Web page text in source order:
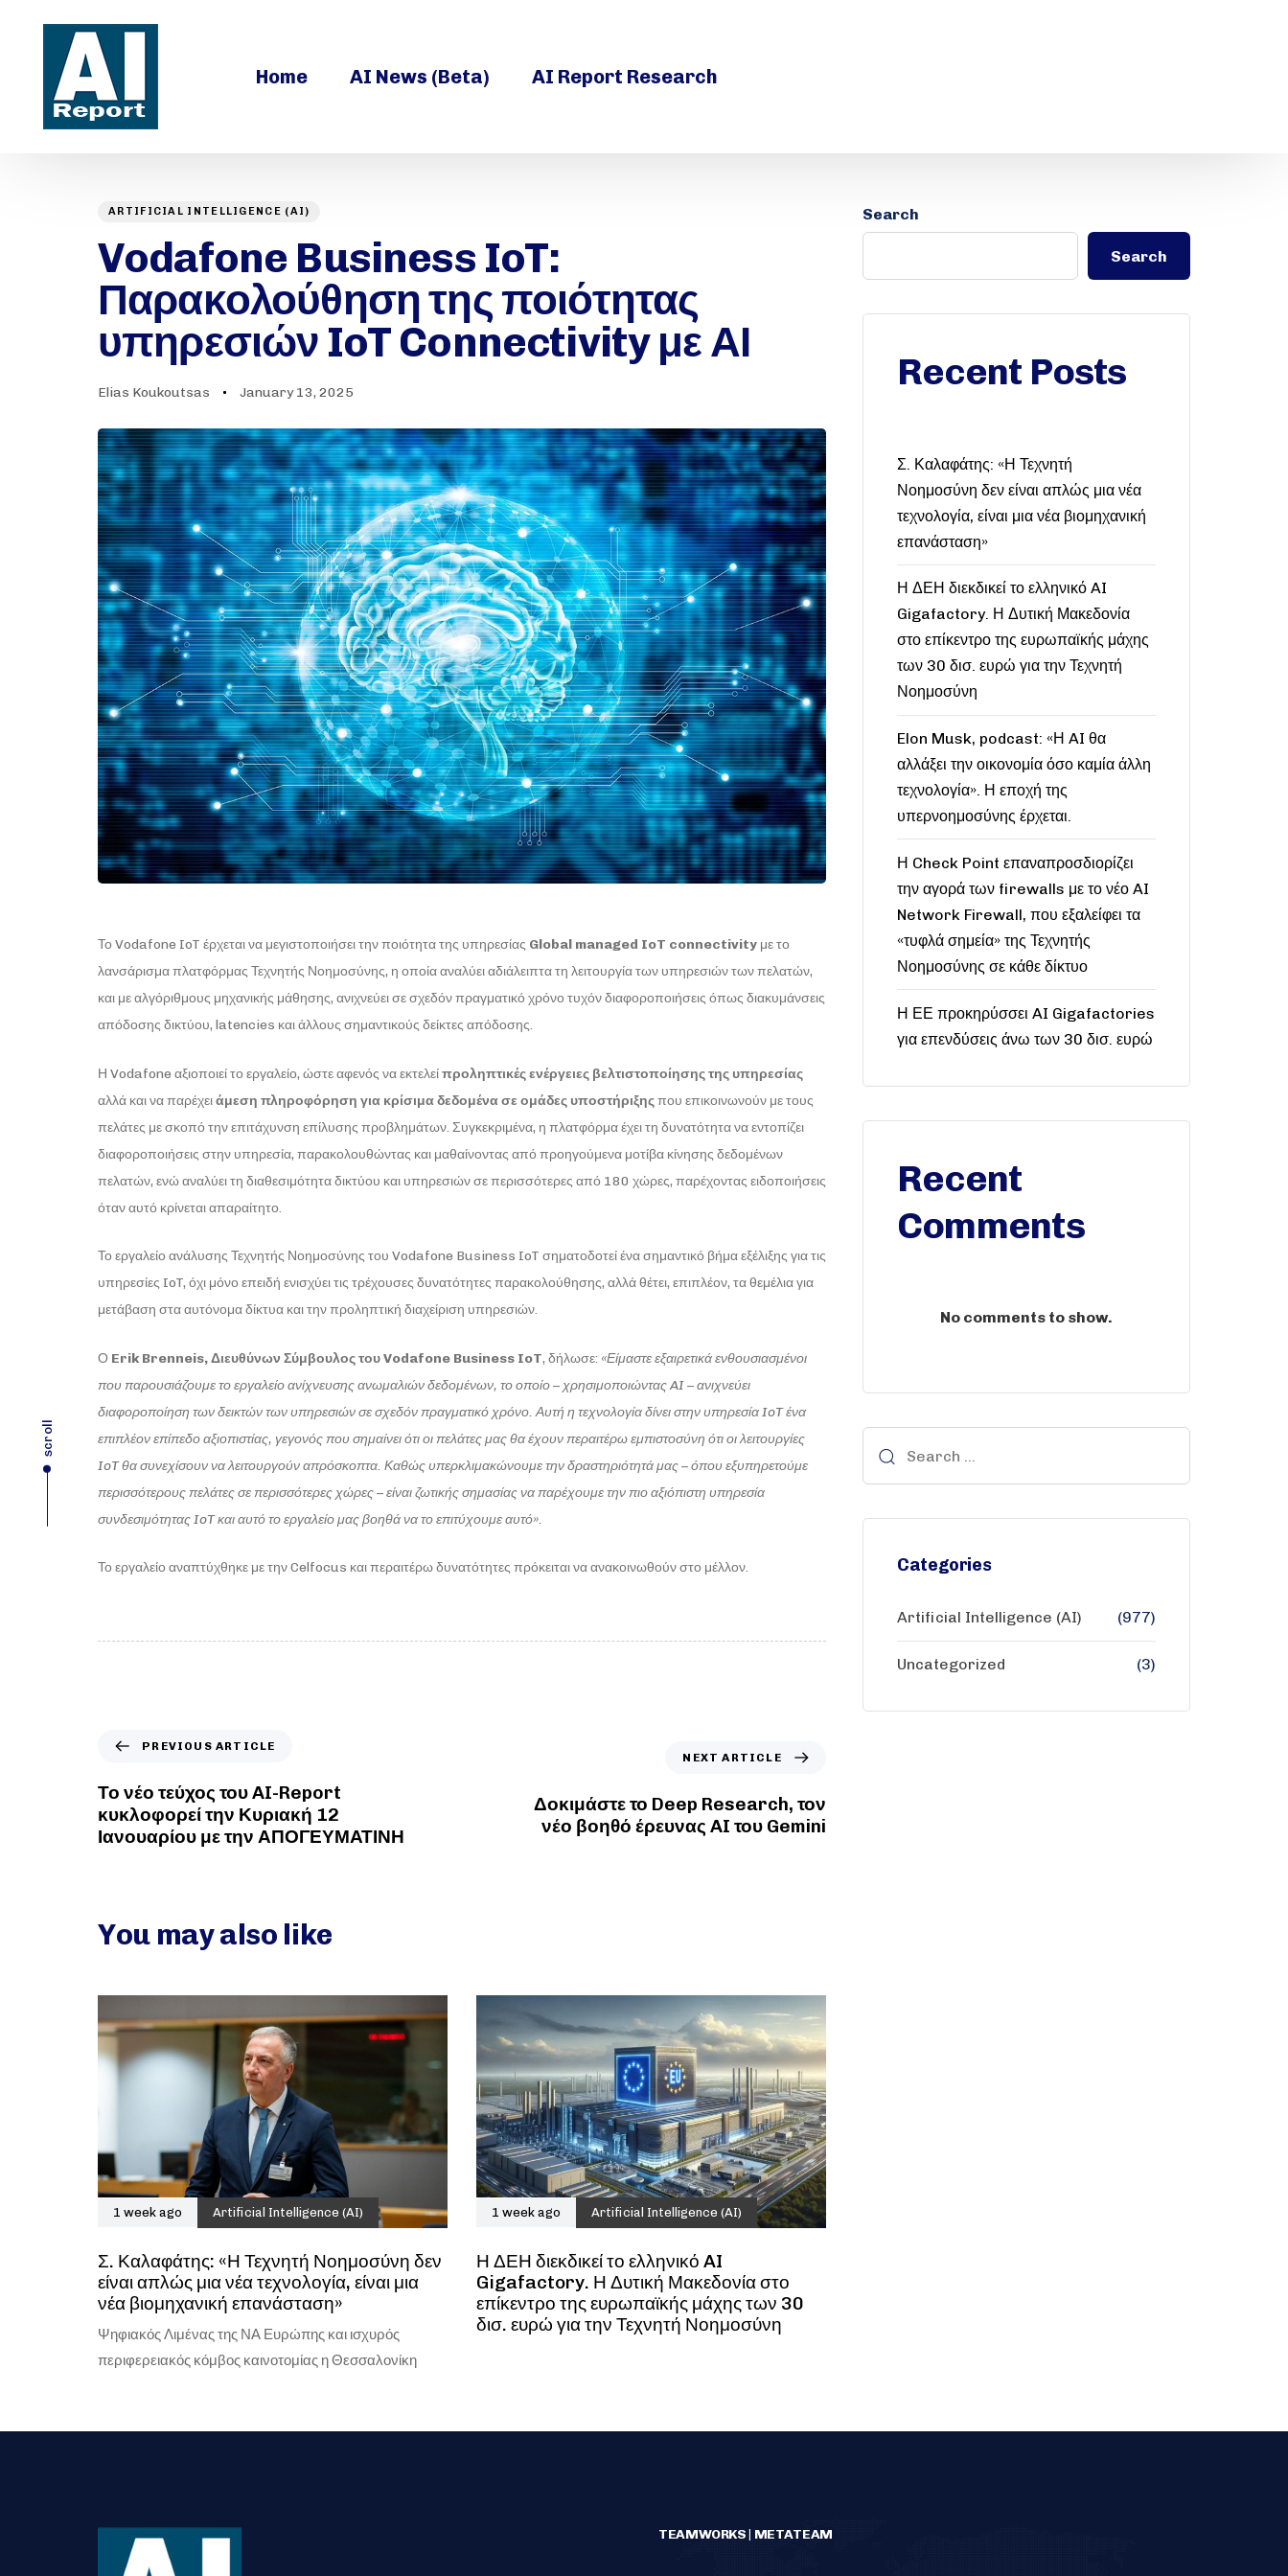
Home AI News (Beta) AI Report Research
scroll
PUBLISHED
IN:
ARTIFICIAL INTELLIGENCE (AI)
Vodafone Business IoT:
Παρακολούθηση της ποιότητας
υπηρεσιών IoT Connectivity με ΑΙ
Author
Elias Koukoutsas
Published
on:
January 13, 2025
Το Vodafone IoT έρχεται να μεγιστοποιήσει την ποιότητα της υπηρεσίας Global managed IoT connectivity με το
λανσάρισμα πλατφόρμας Τεχνητής Νοημοσύνης, η οποία αναλύει αδιάλειπτα τη λειτουργία των υπηρεσιών των πελατών,
και με αλγόριθμους μηχανικής μάθησης, ανιχνεύει σε σχεδόν πραγματικό χρόνο τυχόν διαφοροποιήσεις όπως διακυμάνσεις
απόδοσης δικτύου, latencies και άλλους σημαντικούς δείκτες απόδοσης.
Η Vodafone αξιοποιεί το εργαλείο, ώστε αφενός να εκτελείπροληπτικές ενέργειες βελτιστοποίησης της υπηρεσίας
αλλά και να παρέχειάμεση πληροφόρηση για κρίσιμα δεδομένα σε ομάδες υποστήριξηςπου επικοινωνούν με τους
πελάτες με σκοπό την επιτάχυνση επίλυσης προβλημάτων. Συγκεκριμένα, η πλατφόρμα έχει τη δυνατότητα να εντοπίζει
διαφοροποιήσεις στην υπηρεσία, παρακολουθώντας και μαθαίνοντας από προηγούμενα μοτίβα κίνησης δεδομένων
πελατών, ενώ αναλύει τη διαθεσιμότητα δικτύου και υπηρεσιών σε περισσότερες από 180 χώρες, παρέχοντας ειδοποιήσεις
όταν αυτό κρίνεται απαραίτητο.
Το εργαλείο ανάλυσης Τεχνητής Νοημοσύνης του Vodafone Business IoT σηματοδοτεί ένα σημαντικό βήμα εξέλιξης για τις
υπηρεσίες IoT, όχι μόνο επειδή ενισχύει τις τρέχουσες δυνατότητες παρακολούθησης, αλλά θέτει, επιπλέον, τα θεμέλια για
μετάβαση στα αυτόνομα δίκτυα και την προληπτική διαχείριση υπηρεσιών.
Ο Erik Brenneis, Διευθύνων Σύμβουλος τουVodafone Business IoT, δήλωσε: «Είμαστε εξαιρετικά ενθουσιασμένοι
που παρουσιάζουμε το εργαλείο ανίχνευσης ανωμαλιών δεδομένων, το οποίο – χρησιμοποιώνταςAI– ανιχνεύει
διαφοροποίηση των δεικτών των υπηρεσιών σε σχεδόν πραγματικό χρόνο. Αυτή η τεχνολογία δίνει στην υπηρεσίαIoTένα
επιπλέον επίπεδο αξιοπιστίας, γεγονός που σημαίνει ότι οι πελάτες μας θα έχουν περαιτέρω εμπιστοσύνη ότι οι λειτουργίες
IoTθα συνεχίσουν να λειτουργούν απρόσκοπτα. Καθώς υπερκλιμακώνουμε την δραστηριότητά μας – όπου εξυπηρετούμε
περισσότερους πελάτες σε περισσότερες χώρες – είναι ζωτικής σημασίας να παρέχουμε την πιο αξιόπιστη υπηρεσία
συνδεσιμότηταςIoTκαι αυτό το εργαλείο μας βοηθά να το επιτύχουμε αυτό».
Το εργαλείο αναπτύχθηκε με την Celfocus και περαιτέρω δυνατότητες πρόκειται να ανακοινωθούν στο μέλλον.
PREVIOUS ARTICLE
Το νέο τεύχος του AI-Report
κυκλοφορεί την Κυριακή 12
Ιανουαρίου με την ΑΠΟΓΕΥΜΑΤΙΝΗ
NEXT ARTICLE
Δοκιμάστε το Deep Research, τον
νέο βοηθό έρευνας AI του Gemini
You may also like
1 week ago Artificial Intelligence (AI)
Σ. Καλαφάτης: «Η Τεχνητή Νοημοσύνη δεν
είναι απλώς μια νέα τεχνολογία, είναι μια
νέα βιομηχανική επανάσταση»
Ψηφιακός Λιμένας της ΝΑ Ευρώπης και ισχυρός
περιφερειακός κόμβος καινοτομίας η Θεσσαλονίκη
1 week ago Artificial Intelligence (AI)
Η ΔΕΗ διεκδικεί το ελληνικό AI
Gigafactory. Η Δυτική Μακεδονία στο
επίκεντρο της ευρωπαϊκής μάχης των 30
δισ. ευρώ για την Τεχνητή Νοημοσύνη
Search
Search
Recent Posts
Σ. Καλαφάτης: «Η Τεχνητή
Νοημοσύνη δεν είναι απλώς μια νέα
τεχνολογία, είναι μια νέα βιομηχανική
επανάσταση»
Η ΔΕΗ διεκδικεί το ελληνικό AI
Gigafactory. Η Δυτική Μακεδονία
στο επίκεντρο της ευρωπαϊκής μάχης
των 30 δισ. ευρώ για την Τεχνητή
Νοημοσύνη
Elon Musk, podcast: «Η AI θα
αλλάξει την οικονομία όσο καμία άλλη
τεχνολογία». Η εποχή της
υπερνοημοσύνης έρχεται.
Η Check Point επαναπροσδιορίζει
την αγορά των firewalls με το νέο AI
Network Firewall, που εξαλείφει τα
«τυφλά σημεία» της Τεχνητής
Νοημοσύνης σε κάθε δίκτυο
Η ΕΕ προκηρύσσει AI Gigafactories
για επενδύσεις άνω των 30 δισ. ευρώ
Recent
Comments
No comments to show.
Categories
Artificial Intelligence (AI) (977)
Uncategorized (3)
TEAMWORKS | METATEAM